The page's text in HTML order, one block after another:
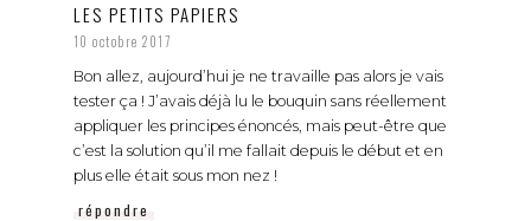
LES PETITS PAPIERS
10 octobre 2017
Bon allez, aujourd’hui je ne travaille pas alors je vais
tester ça ! J’avais déjà lu le bouquin sans réellement
appliquer les principes énoncés, mais peut-être que
c’est la solution qu’il me fallait depuis le début et en
plus elle était sous mon nez !
répondre